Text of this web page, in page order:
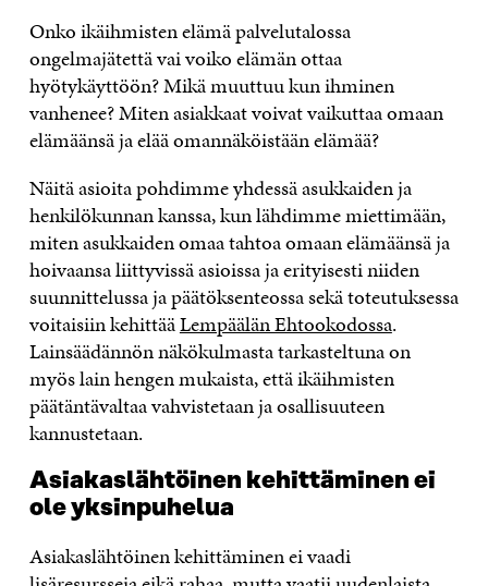
Onko ikäihmisten elämä palvelutalossa
ongelmajätettä vai voiko elämän ottaa
hyötykäyttöön? Mikä muuttuu kun ihminen
vanhenee? Miten asiakkaat voivat vaikuttaa omaan
elämäänsä ja elää omannäköistään elämää?
Näitä asioita pohdimme yhdessä asukkaiden ja
henkilökunnan kanssa, kun lähdimme miettimään,
miten asukkaiden omaa tahtoa omaan elämäänsä ja
hoivaansa liittyvissä asioissa ja erityisesti niiden
suunnittelussa ja päätöksenteossa sekä toteutuksessa
voitaisiin kehittääLempäälän Ehtookodossa.
Lainsäädännön näkökulmasta tarkasteltuna on
myös lain hengen mukaista, että ikäihmisten
päätäntävaltaa vahvistetaan ja osallisuuteen
kannustetaan.
Asiakaslähtöinen kehittäminen ei
ole yksinpuhelua
Asiakaslähtöinen kehittäminen ei vaadi